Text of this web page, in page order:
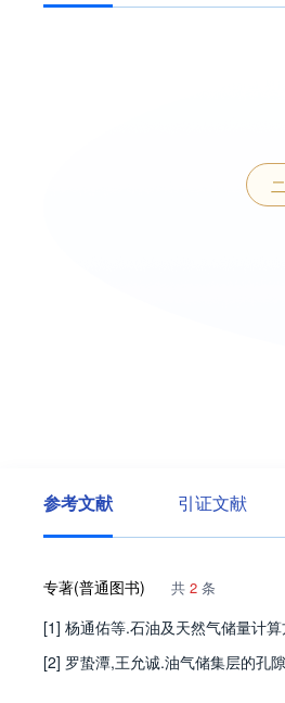
参考文献 引证文献
专著(普通图书) 共 2 条
[1] 杨通佑等.石油及天然气储量计
[2] 罗蛰潭,王允诚.油气储集层的孔